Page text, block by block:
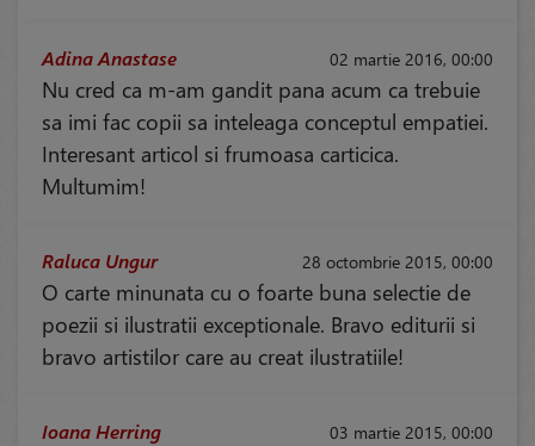
02 martie 2016, 00:00
Adina Anastase
Nu cred ca m-am gandit pana acum ca trebuie
sa imi fac copii sa inteleaga conceptul empatiei.
Interesant articol si frumoasa carticica.
Multumim!
28 octombrie 2015, 00:00
Raluca Ungur
O carte minunata cu o foarte buna selectie de
poezii si ilustratii exceptionale. Bravo editurii si
bravo artistilor care au creat ilustratiile!
03 martie 2015, 00:00
Ioana Herring